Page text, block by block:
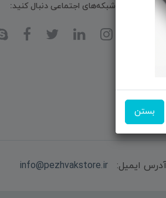
بستن
ما را در شبکه‌های اجتماعی دنبال کنید:
ایمیل: info@pezhvakstore.ir